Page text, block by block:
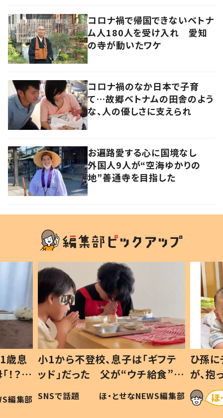
コロナ禍で帰国できないベトナ
ム人180人を受け入れ 愛知
の寺が動いたワケ
コロナ禍のなか日本で子育
て…故郷ベトナムの田舎のよう
な、人の優しさに支えられ
お遍路愛する心に国境なし
外国人9人が“空海ゆかりの
地”善通寺を目指した
歳息
？」
編集部
小1から不登校、息子は「ギフテ
ッド」だった 父が“ウチ給食”を
作り続ける理由とは #令和の親
#令和の子
SNSで話題 ほ・とせなNEWS編集部
ひ孫
が、
「涙が
い」